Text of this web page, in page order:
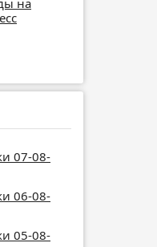
07-08-
06-08-
05-08-